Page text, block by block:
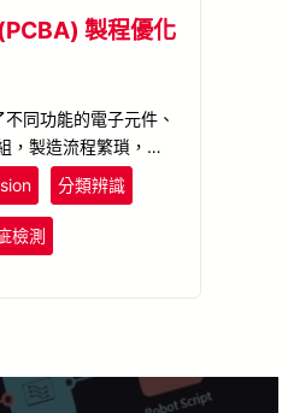
製程優化
同功能的電子元件、
，製造流程繁瑣，如何
裝的正確率，是良率
AI瑕疵檢測系
的影像做AI訓練，可
使PCBA製成優化，效
分類辨識
檢測